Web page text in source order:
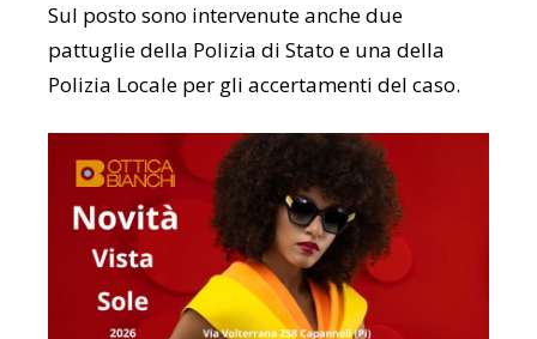
Sul posto sono intervenute anche due
pattuglie della Polizia di Stato e una della
Polizia Locale per gli accertamenti del caso.